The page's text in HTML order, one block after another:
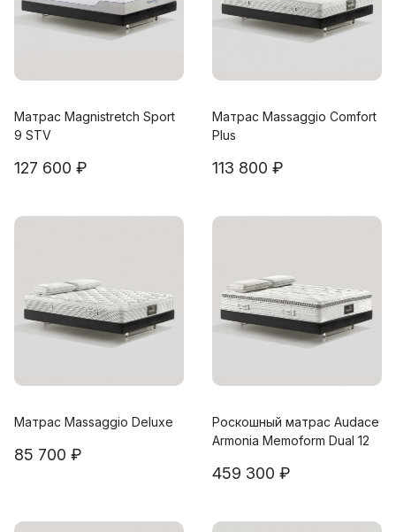
Матрас Magnistretch Sport
9 STV
127 600 ₽
Матрас Massaggio Comfort
Plus
113 800 ₽
Матрас Massaggio Deluxe
85 700 ₽
Роскошный матрас Audace
Armonia Memoform Dual 12
459 300 ₽